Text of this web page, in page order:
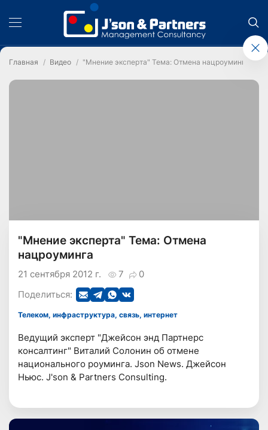
Главная Видео "Мнение эксперта" Тема: Отмена нацроуминга
"Мнение эксперта" Тема: Отмена
нацроуминга
7 0
21 сентября 2012 г.
Поделиться:
Телеком, инфраструктура, связь, интернет
Ведущий эксперт "Джейсон энд Партнерс
консалтинг" Виталий Солонин об отмене
национального роуминга. Json News. Джейсон
Ньюс. J'son & Partners Consulting.